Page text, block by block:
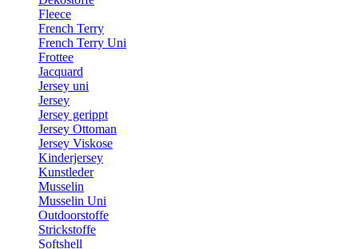
Fleece
French Terry
French Terry Uni
Frottee
Jacquard
Jersey uni
Jersey
Jersey gerippt
Jersey Ottoman
Jersey Viskose
Kinderjersey
Kunstleder
Musselin
Musselin Uni
Outdoorstoffe
Strickstoffe
Softshell